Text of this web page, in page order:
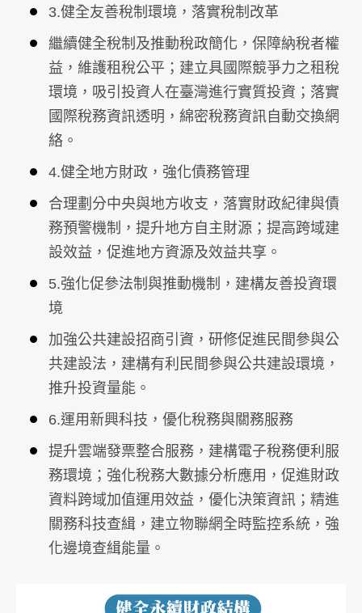
3.健全友善稅制環境，落實稅制改革
繼續健全稅制及推動稅政簡化，保障納稅者權
益，維護租稅公平；建立具國際競爭力之租稅
環境，吸引投資人在臺灣進行實質投資；落實
國際稅務資訊透明，綿密稅務資訊自動交換網
絡。
4.健全地方財政，強化債務管理
合理劃分中央與地方收支，落實財政紀律與債
務預警機制，提升地方自主財源；提高跨域建
設效益，促進地方資源及效益共享。
5.強化促參法制與推動機制，建構友善投資環
境
加強公共建設招商引資，研修促進民間參與公
共建設法，建構有利民間參與公共建設環境，
推升投資量能。
6.運用新興科技，優化稅務與關務服務
提升雲端發票整合服務，建構電子稅務便利服
務環境；強化稅務大數據分析應用，促進財政
資料跨域加值運用效益，優化決策資訊；精進
關務科技查緝，建立物聯網全時監控系統，強
化邊境查緝能量。